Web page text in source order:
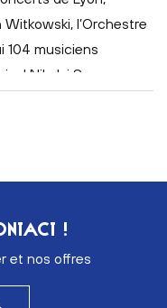
l’Orchestre
104 musiciens
Nikolaj Szeps-
!
et nos offres